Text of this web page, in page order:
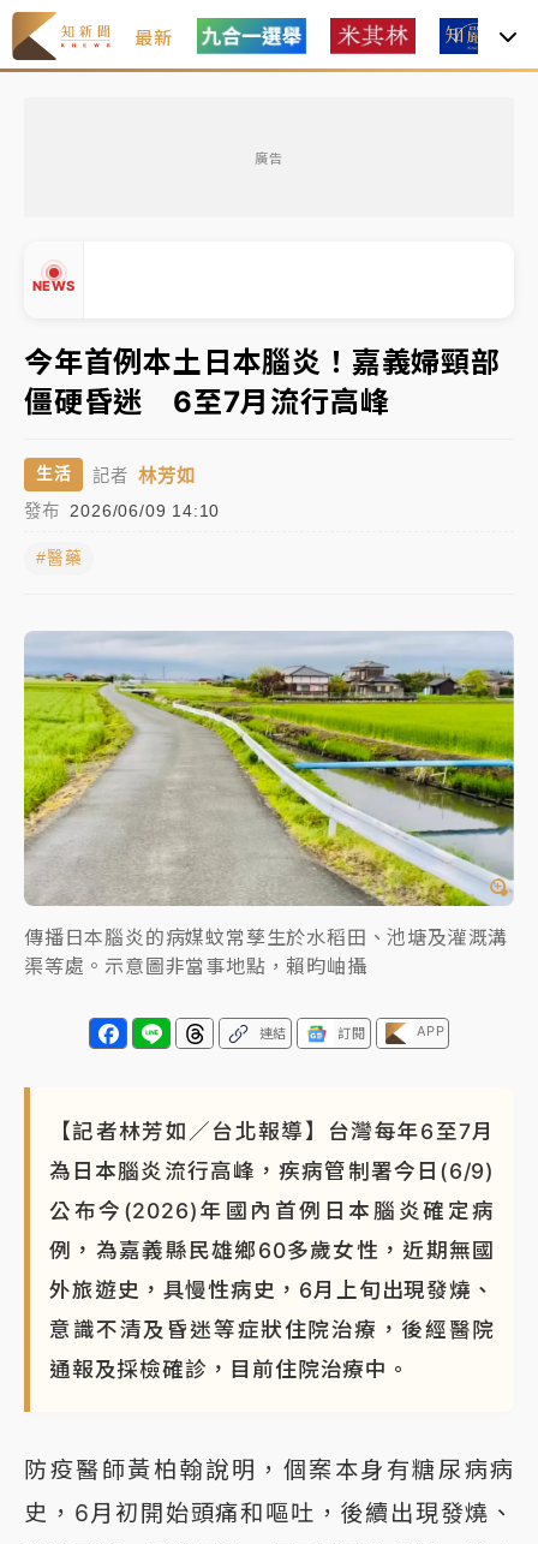
最新
廣告
NEWS
最好玩的父親節！「爸氣集合」出發工程冒險島 邀社
福孩童齊暢玩
強風長浪襲馬祖！「白海豚」逼近劃設警戒區 違規戲
水觀浪恐重罰失血
白海豚瘦身！中部以北防劇烈降水 本周天氣展望「多
「白海豚」雨炸新北！通報109件災情 侯友宜揭這類災
損最多
最好玩的父親節！「爸氣集合」出發工程冒險島 邀社
福孩童齊暢玩
強風長浪襲馬祖！「白海豚」逼近劃設警戒區 違規戲
水觀浪恐重罰失血
白海豚瘦身！中部以北防劇烈降水 本周天氣展望「多
雨不穩定」
今年首例本土日本腦炎！嘉義婦頸部
僵硬昏迷 6至7月流行高峰
生活 記者 林芳如
發布 2026/06/09 14:10
#醫藥
傳播日本腦炎的病媒蚊常孳生於水稻田、池塘及灌溉溝
渠等處。示意圖非當事地點，賴昀岫攝
連結 訂閱 APP
【記者林芳如／台北報導】台灣每年6至7月
為日本腦炎流行高峰，疾病管制署今日(6/9)
公布今(2026)年國內首例日本腦炎確定病
例，為嘉義縣民雄鄉60多歲女性，近期無國
外旅遊史，具慢性病史，6月上旬出現發燒、
意識不清及昏迷等症狀住院治療，後經醫院
通報及採檢確診，目前住院治療中。
防疫醫師黃柏翰說明，個案本身有糖尿病病
史，6月初開始頭痛和嘔吐，後續出現發燒、